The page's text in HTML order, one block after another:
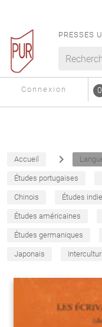
PRESSES
Connexion 0
Accueil navigate_next
Études portugaises
Chinois Études
Études américaines
Études germaniques
Japonais